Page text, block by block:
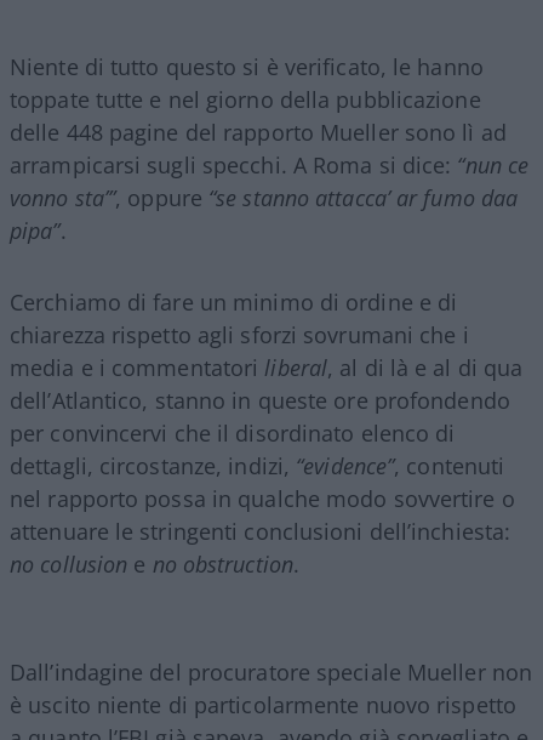
Niente di tutto questo si è verificato, le hanno
toppate tutte e nel giorno della pubblicazione
delle 448 pagine del rapporto Mueller sono lì ad
arrampicarsi sugli specchi. A Roma si dice: “nun ce
vonno sta’”, oppure “se stanno attacca’ ar fumo daa
pipa”.
Cerchiamo di fare un minimo di ordine e di
chiarezza rispetto agli sforzi sovrumani che i
media e i commentatori liberal, al di là e al di qua
dell’Atlantico, stanno in queste ore profondendo
per convincervi che il disordinato elenco di
dettagli, circostanze, indizi, “evidence”, contenuti
nel rapporto possa in qualche modo sovvertire o
attenuare le stringenti conclusioni dell’inchiesta:
no collusion e no obstruction.
Dall’indagine del procuratore speciale Mueller non
è uscito niente di particolarmente nuovo rispetto